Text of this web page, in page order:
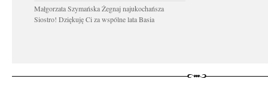
Małgorzata Szymańska Żegnaj najukochańsza
Siostro! Dziękuję Ci za wspólne lata Basia